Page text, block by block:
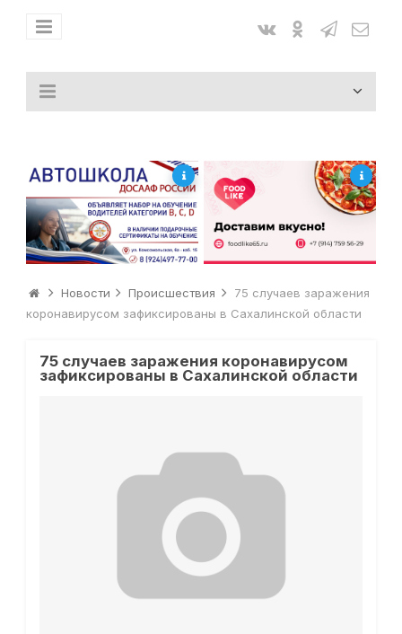
Новости Происшествия
75 случаев заражения
коронавирусом зафиксированы в Сахалинской области
75 случаев заражения коронавирусом
зафиксированы в Сахалинской области